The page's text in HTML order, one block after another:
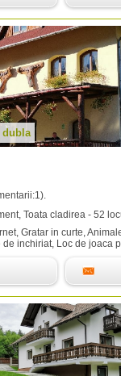
dubla
1).
Toata cladirea - 52
Gratar in curte,
inchiriat, Loc de joaca